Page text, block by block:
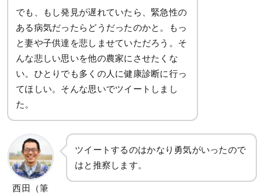
でも、もし発見が遅れていたら、緊急性の
ある病気だったらどうだったのかと。もっ
と妻や子供達を悲しませていただろう。そ
んな悲しい思いを他の農家にさせたくな
い。ひとりでも多くの人に健康診断に行っ
てほしい。そんな思いでツイートしまし
た。
西田（筆
ツイートするのはかなり勇気がいったので
はと推察します。